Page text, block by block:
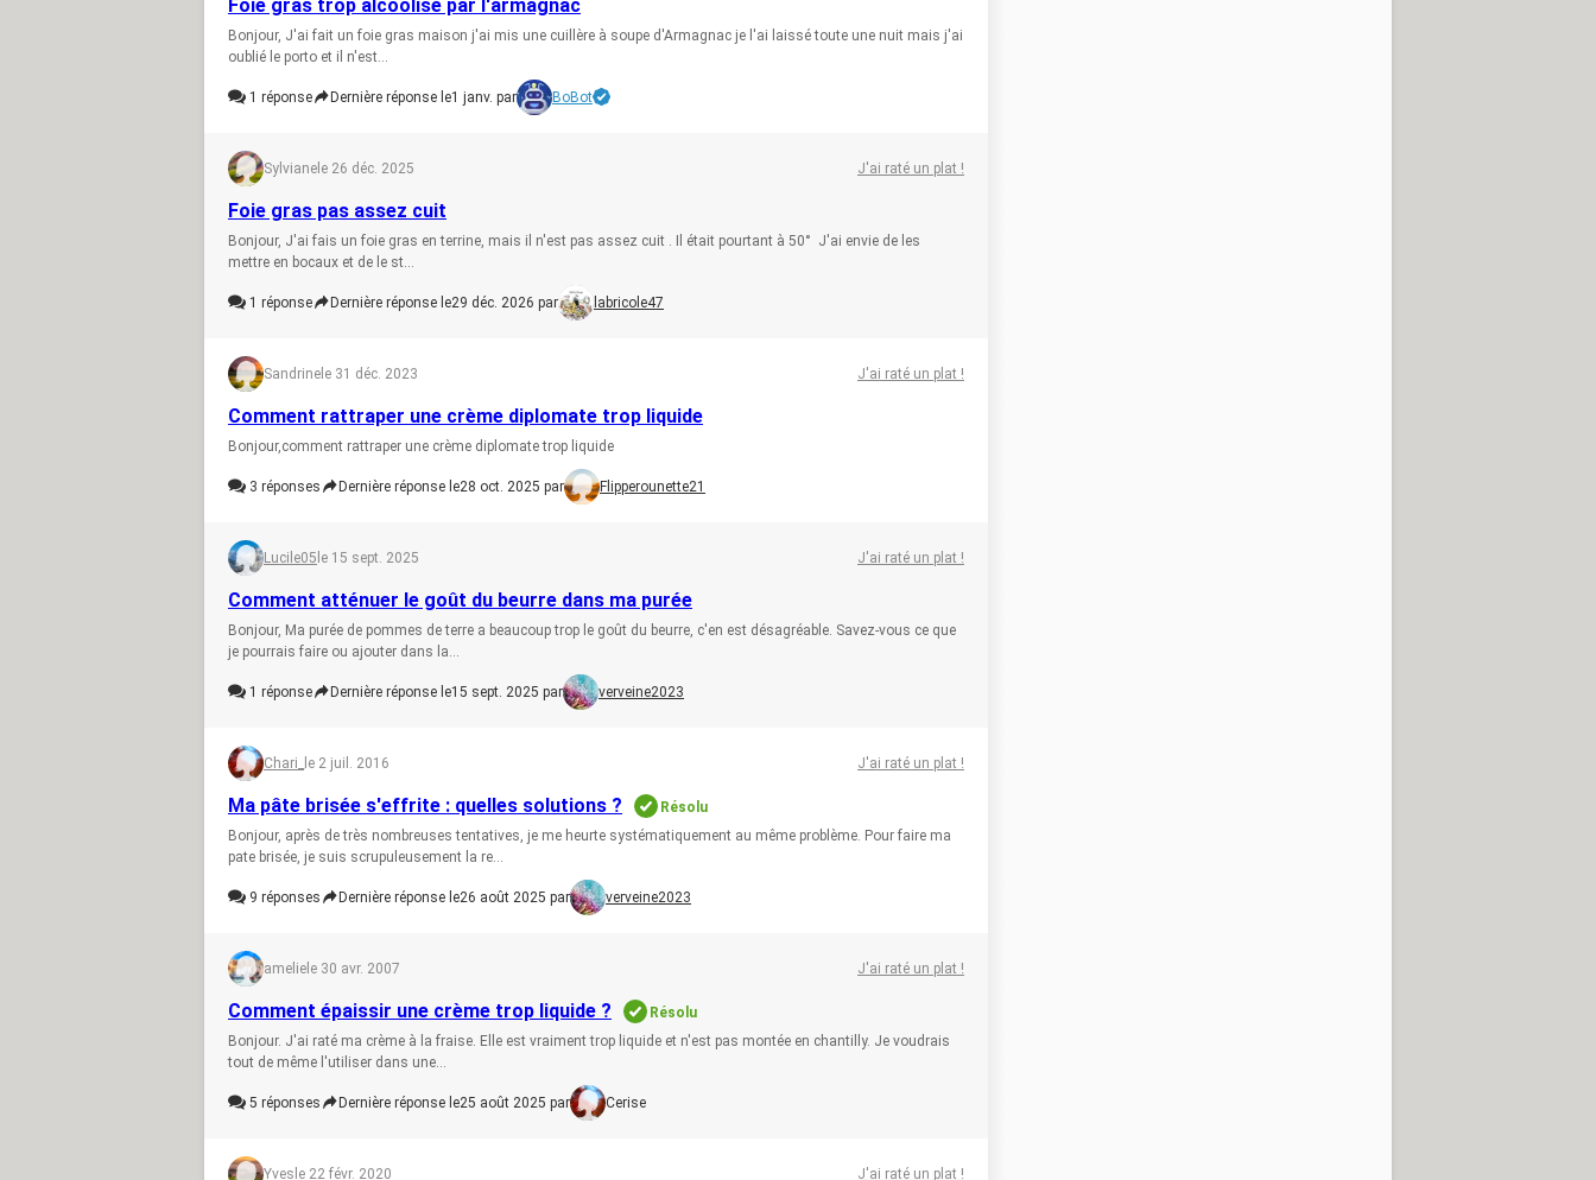
Foie gras trop alcoolisé par l'armagnac
Bonjour, J'ai fait un foie gras maison j'ai mis une cuillère à soupe d'Armagnac je l'ai laissé toute une nuit mais j'ai
oublié le porto et il n'est...
1 réponse Dernière réponse le1 janv. par BoBot
Sylviane le 26 déc. 2025 J'ai raté un plat !
Foie gras pas assez cuit
Bonjour, J'ai fais un foie gras en terrine, mais il n'est pas assez cuit . Il était pourtant à 50° J'ai envie de les
mettre en bocaux et de le st...
1 réponse Dernière réponse le29 déc. 2026 par labricole47
Sandrine le 31 déc. 2023 J'ai raté un plat !
Comment rattraper une crème diplomate trop liquide
Bonjour,comment rattraper une crème diplomate trop liquide
3 réponses Dernière réponse le28 oct. 2025 par Flipperounette21
Lucile05 le 15 sept. 2025 J'ai raté un plat !
Comment atténuer le goût du beurre dans ma purée
Bonjour, Ma purée de pommes de terre a beaucoup trop le goût du beurre, c'en est désagréable. Savez-vous ce que
je pourrais faire ou ajouter dans la...
1 réponse Dernière réponse le15 sept. 2025 par verveine2023
Chari_ le 2 juil. 2016 J'ai raté un plat !
Ma pâte brisée s'effrite : quelles solutions ?
Résolu
Bonjour, après de très nombreuses tentatives, je me heurte systématiquement au même problème. Pour faire ma
pate brisée, je suis scrupuleusement la re...
9 réponses Dernière réponse le26 août 2025 par verveine2023
amelie le 30 avr. 2007 J'ai raté un plat !
Comment épaissir une crème trop liquide ?
Résolu
Bonjour. J'ai raté ma crème à la fraise. Elle est vraiment trop liquide et n'est pas montée en chantilly. Je voudrais
tout de même l'utiliser dans une...
5 réponses Dernière réponse le25 août 2025 par Cerise
Yves le 22 févr. 2020 J'ai raté un plat !